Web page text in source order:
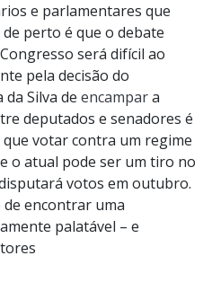
e parlamentares que
perto é que o debate
será difícil ao
pela decisão do
Silva de encampara
deputados e senadores é
votar contra um regime
o atual pode ser um tiro no
votos em outubro.
de encontrar uma
palatável – e